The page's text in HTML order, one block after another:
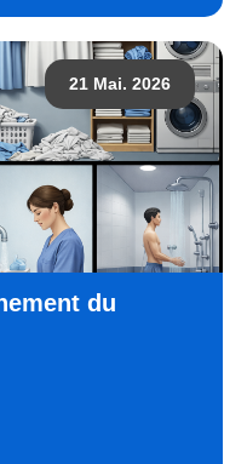
21 Mai. 2026
du